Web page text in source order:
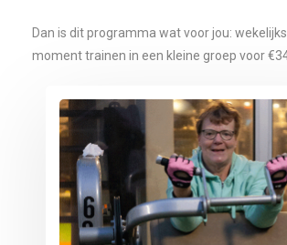
Dan is dit programma wat voor jou:
moment trainen in een kleine groep voor